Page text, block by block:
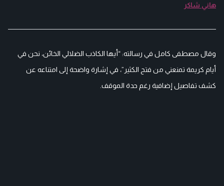
هاني شاكر
وقال مصطفى كامل في رسالته: “أيها الكاذب الضلالي الخائن، نحن في
أيام كريمة تمنعني من فتح الكثير”، في إشارة واضحة إلى امتناعه عن
كشف تفاصيل إضافية رغم حدة الموقف.